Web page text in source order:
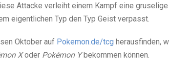
Attacke verleiht einem Kampf eine
eigentlichen Typ den Typ Geist verpasst.
Oktober auf Pokemon.de/tcg herausfinden,
Xoder Pokémon Ybekommen können.